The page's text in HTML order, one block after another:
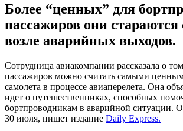
Более “ценных” для
пассажиров они стараются
возле аварийных выходов.
Сотрудница авиакомпании рассказала о
пассажиров можно считать самыми
самолета в процессе авиаперелета. Она
идет о путешественниках, способных
бортпроводникам в аварийной ситуации.
30 июля, пишет издание Daily Express.